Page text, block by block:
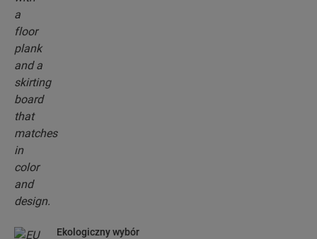
Ekologiczny wybór